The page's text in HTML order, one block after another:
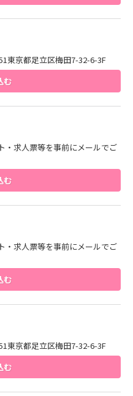
東京都足立区梅田7-32-6-3F
む
・求人票等を事前にメールでご
む
・求人票等を事前にメールでご
む
東京都足立区梅田7-32-6-3F
む